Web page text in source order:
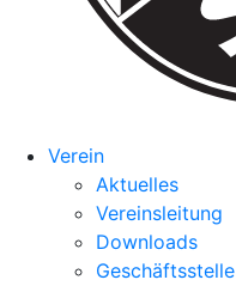
Verein
Aktuelles
Vereinsleitung
Downloads
Geschäftsstelle